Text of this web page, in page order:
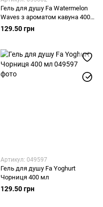
Гель для душу Fa Watermelon
Waves з ароматом кавуна 400
мл
129.50 грн
Артикул: 049597
Гель для душу Fa Yoghurt
Чорниця 400 мл
129.50 грн